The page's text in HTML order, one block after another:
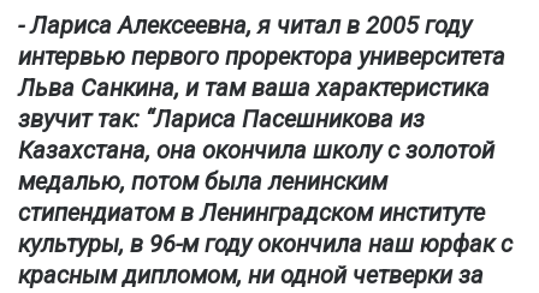
- Лариса Алексеевна, я читал в 2005 году
интервью первого проректора университета
Льва Санкина, и там ваша характеристика
звучит так: “Лариса Пасешникова из
Казахстана, она окончила школу с золотой
медалью, потом была ленинским
стипендиатом в Ленинградском институте
культуры, в 96-м году окончила наш юрфак с
красным дипломом, ни одной четверки за